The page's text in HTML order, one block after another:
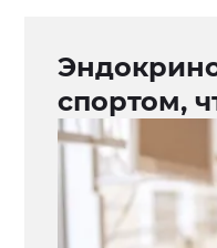
спортом,